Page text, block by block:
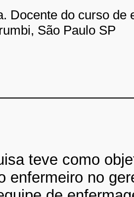
Docente do curso de
São Paulo SP
teve como
enfermeiro no